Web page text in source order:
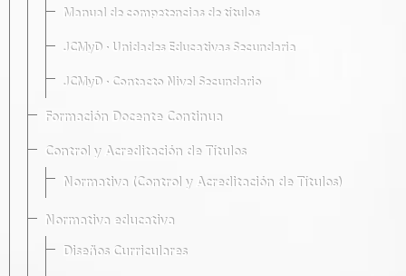
Manual de competencias de títulos
JCMyD · Unidades Educativas Secundaria
JCMyD · Contacto Nivel Secundario
Formación Docente Continua
Control y Acreditación de Títulos
Normativa (Control y Acreditación de Títulos)
Normativa educativa
Diseños Curriculares